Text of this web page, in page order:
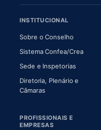
INSTITUCIONAL
Sobre o Conselho(abre
Sistema Confea/Crea(abre
Sede e Inspetorias
Diretoria, Plenário e
Câmaras(abre em nova aba)
PROFISSIONAIS E
EMPRESAS